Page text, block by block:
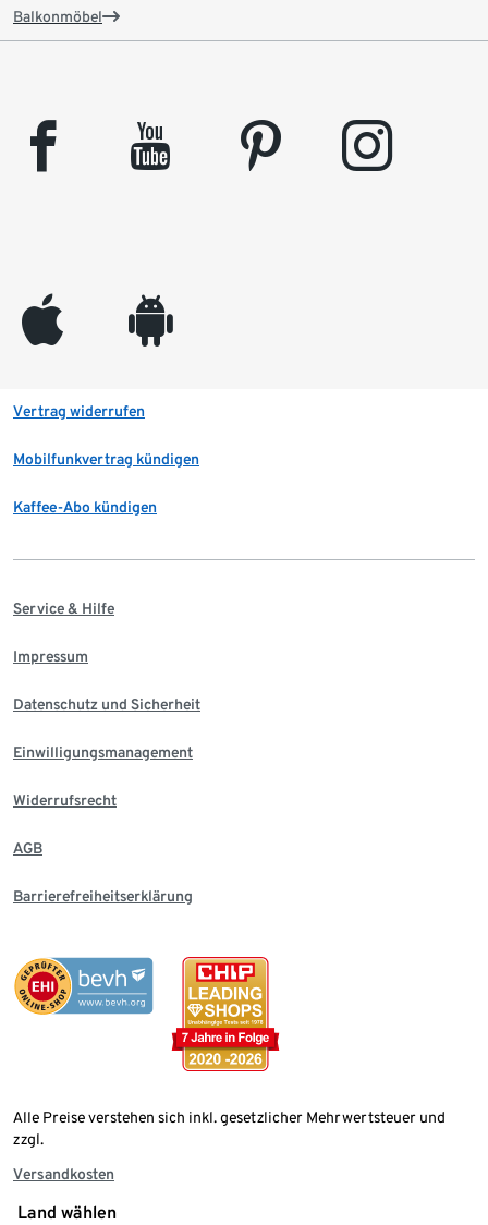
Balkonmöbel
facebook youtube pinterest instagram
appleinc android
Vertrag widerrufen
Mobilfunkvertrag kündigen
Kaffee-Abo kündigen
Service & Hilfe
Impressum
Datenschutz und Sicherheit
Einwilligungsmanagement
Widerrufsrecht
AGB
Barrierefreiheitserklärung
Alle Preise verstehen sich inkl. gesetzlicher Mehrwertsteuer und
zzgl.
Versandkosten
Land wählen